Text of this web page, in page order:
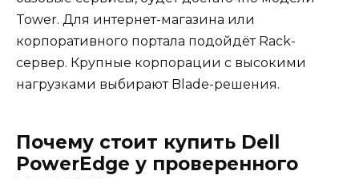
Tower. Для интернет-магазина или
корпоративного портала подойдёт Rack-
сервер. Крупные корпорации с высокими
нагрузками выбирают Blade-решения.
Почему стоит купить Dell
PowerEdge у проверенного